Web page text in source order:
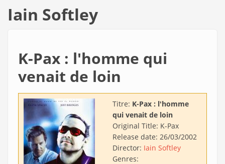
Iain Softley
K-Pax : l'homme qui
venait de loin
Titre: K-Pax : l'homme
qui venait de loin
Original Title: K-Pax
Release date: 26/03/2002
Director: Iain Softley
Genres: